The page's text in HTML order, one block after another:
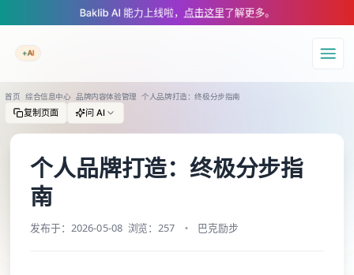
A Markdown version of this page is available at https://
Baklib AI 能力上线啦， 点击这里了解更多。
+AI
导航
首页 综合信息中心 品牌内容体验管理 个人品牌打造：终极分步指南
复制页面 问 AI
个人品牌打造：终极分步指
南
发布于：2026-05-08 浏览：257 巴克励步